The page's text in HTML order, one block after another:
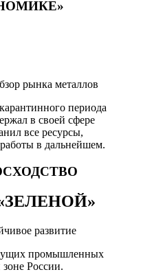
рынка металлов
периода
в своей сфере
все ресурсы,
в дальнейшем.
развитие
промышленных
России.